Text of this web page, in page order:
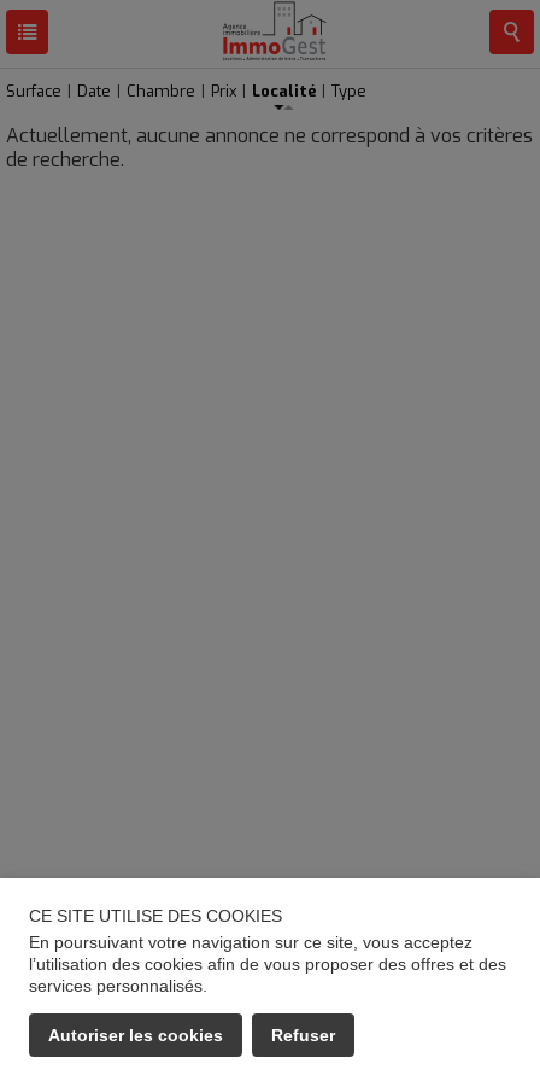
RESULTATS
Surface | Date | Chambre | Prix | Localité | Type
Actuellement, aucune annonce ne correspond à vos critères
de recherche.
CE SITE UTILISE DES COOKIES
En poursuivant votre navigation sur ce site, vous acceptez
l’utilisation des cookies afin de vous proposer des offres et des
services personnalisés.
Autoriser les cookies Refuser